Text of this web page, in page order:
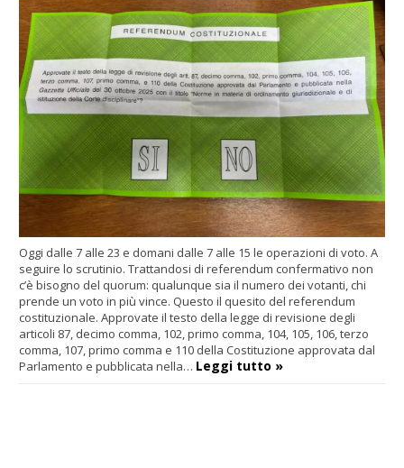
Oggi dalle 7 alle 23 e domani dalle 7 alle 15 le operazioni di voto. A
seguire lo scrutinio. Trattandosi di referendum confermativo non
c’è bisogno del quorum: qualunque sia il numero dei votanti, chi
prende un voto in più vince. Questo il quesito del referendum
costituzionale. Approvate il testo della legge di revisione degli
articoli 87, decimo comma, 102, primo comma, 104, 105, 106, terzo
comma, 107, primo comma e 110 della Costituzione approvata dal
Parlamento e pubblicata nella… Leggi tutto »